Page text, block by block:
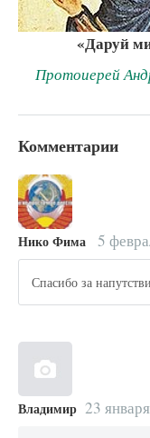
«Даруй
Протоиерей
Комментарии
Нико Фима 5
Спасибо за
Владимир 23